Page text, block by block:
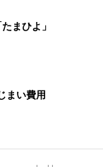
まひよ」
まい費用